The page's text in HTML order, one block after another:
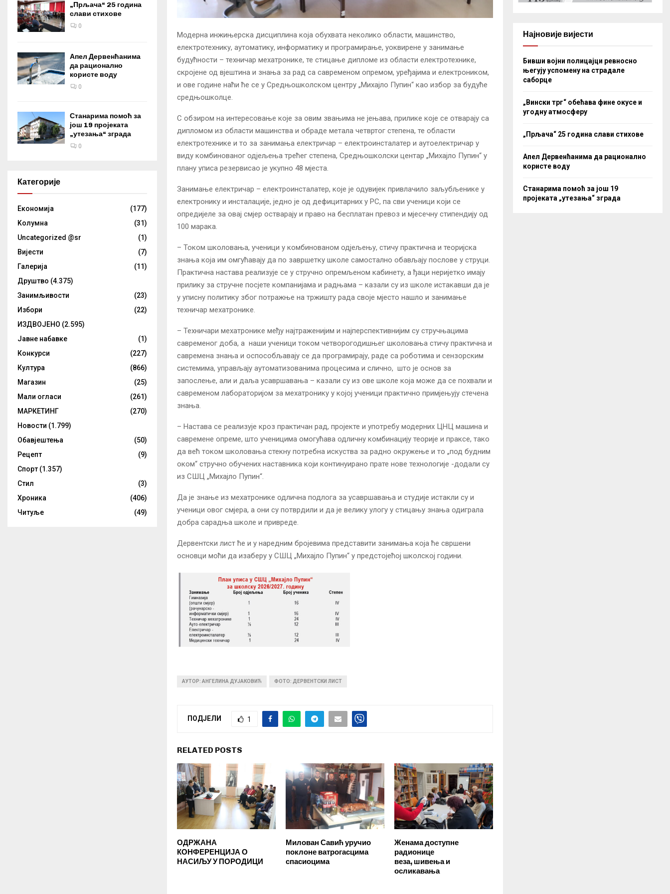
Модерна инжињерска дисциплина која обухвата неколико области, машинство,
електротехнику, аутоматику, информатику и програмирање, уоквирене у занимање
будућности – техничар мехатронике, те стицање дипломе из области електротехнике,
скројене од вјештина и знања за рад са савременом опремом, уређајима и електроником,
и ове године наћи ће се у Средњошколском центру „Михајло Пупин“ као избор за будуће
средњошколце.
С обзиром на интересовање које за овим звањима не јењава, прилике које се отварају са
дипломом из области машинства и обраде метала четвртог степена, те области
електротехнике и то за занимања електричар – електроинсталатер и аутоелектричар у
виду комбинованог одјељења трећег степена, Средњошколски центар „Михајло Пупин“ у
плану уписа резервисао је укупно 48 мјеста.
Занимање електричар – електроинсталатер, које је одувијек привлачило заљубљенике у
електронику и инсталације, једно је од дефицитарних у РС, па сви ученици који се
опредијеле за овај смјер остварају и право на бесплатан превоз и мјесечну стипендију од
100 марака.
– Током школовања, ученици у комбинованом одјељењу, стичу практична и теоријска
знања која им омгућавају да по завршетку школе самостално обављају послове у струци.
Практична настава реализује се у стручно опремљеном кабинету, а ђаци неријетко имају
прилику за стручне посјете компанијама и радњама – казали су из школе истакавши да је
у уписну политику због потражње на тржишту рада своје мјесто нашло и занимање
техничар мехатронике.
– Техничари мехатронике међу најтраженијим и најперспективнијим су стручњацима
савременог доба, а наши ученици током четворогодишњег школовања стичу практична и
савремена знања и оспособљавају се да програмирају, раде са роботима и сензорским
системима, управљају аутоматизованима процесима и слично, што је основ за
запослење, али и даља усавршавања – казали су из ове школе која може да се похвали и
савременом лабораторијом за мехатронику у којој ученици практично примјењују стечена
знања.
– Настава се реализује кроз практичан рад, пројекте и употребу модерних ЦНЦ машина и
савремене опреме, што ученицима омогућава одличну комбинацију теорије и праксе, тако
да већ током школовања стекну потребна искуства за радно окружење и то „под будним
оком“ стручно обучених наставника који континуирано прате нове технологије -додали су
из СШЦ „Михајло Пупин“.
Да је знање из мехатронике одлична подлога за усавршавања и студије истакли су и
ученици овог смјера, а они су потврдили и да је велику улогу у стицању знања одиграла
добра сарадња школе и привреде.
Дервентски лист ће и у наредним бројевима представити занимања која ће свршени
основци моћи да изаберу у СШЦ „Михајло Пупин“ у предстојећој школској години.
АУТОР: АНГЕЛИНА ДУЈАКОВИЋ ФОТО: ДЕРВЕНТСКИ ЛИСТ
ПОДЈЕЛИ 1
RELATED POSTS
ОДРЖАНА
КОНФЕРЕНЦИЈА О
НАСИЉУ У ПОРОДИЦИ
Милован Савић уручио
поклоне ватрогасцима
спасиоцима
Женама доступне
радионице
веза, шивења и
осликавања
„Прљача“ 25 година
слави стихове
0
Апел Дервенћанима
да рационално
користе воду
0
Станарима помоћ за
још 19 пројеката
„утезања“ зграда
0
Категорије
Eкономија
(177)
Kолумнa
(31)
Uncategorized @sr
(1)
Вијести
(7)
Галерија
(11)
Друштво (4.375)
Занимљивости
(23)
Избори
(22)
ИЗДВОЈЕНО (2.595)
Јавне набавке
(1)
Конкурси
(227)
Култура
(866)
Магазин
(25)
Мали огласи
(261)
МАРКЕТИНГ
(270)
Новости (1.799)
Обавјештења
(50)
Рецепт
(9)
Спорт (1.357)
Стил
(3)
Хроника
(406)
Читуље
(49)
Најновије вијести
Бивши војни полицајци ревносно
његују успомену на страдале
саборце
„Вински трг“ обећава фине окусе и
угодну атмосферу
„Прљача“ 25 година слави стихове
Апел Дервенћанима да рационално
користе воду
Станарима помоћ за још 19
пројеката „утезања“ зграда